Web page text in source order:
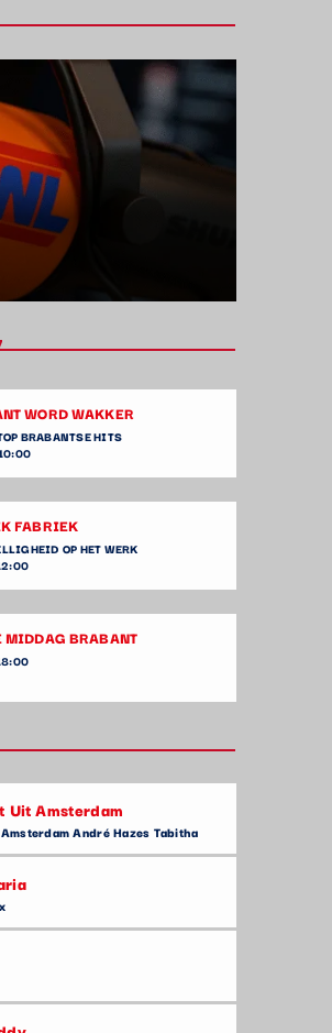
WORD WAKKER
BRABANTSE HITS
FABRIEK
OP HET WERK
MIDDAG BRABANT
Uit Amsterdam
André Hazes Tabitha